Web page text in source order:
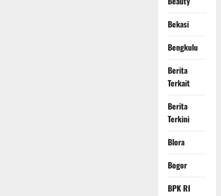
Bekasi
Bengkulu
Berita
Terkait
Berita
Terkini
Blora
Bogor
BPK RI